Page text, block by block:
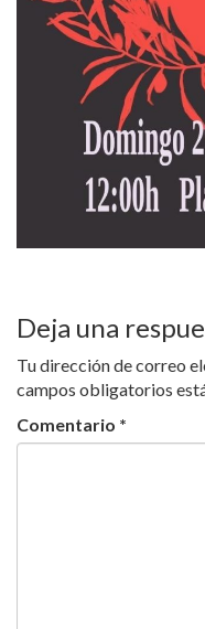
Deja una
Tu dirección de correo
campos obligatorios
Comentario *